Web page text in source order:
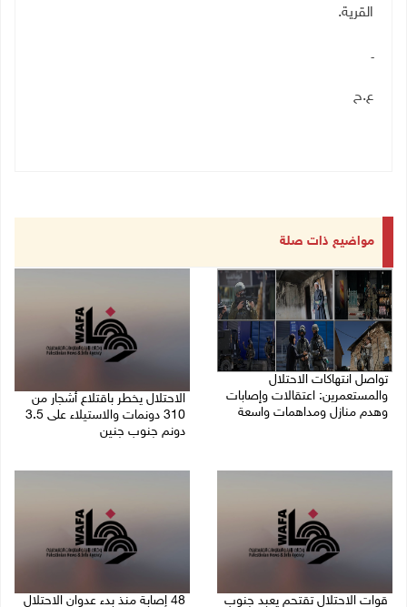
القرية.
ـ
ع.ح
مواضيع ذات صلة
تواصل انتهاكات الاحتلال
والمستعمرين: اعتقالات وإصابات
وهدم منازل ومداهمات واسعة
الاحتلال يخطر باقتلاع أشجار من
310 دونمات والاستيلاء على 3.5
دونم جنوب جنين
قوات الاحتلال تقتحم يعبد جنوب
48 إصابة منذ بدء عدوان الاحتلال